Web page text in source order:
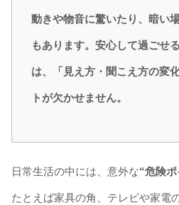
動きや物音に驚いたり、暗い
もあります。安心して過ごせ
は、「見え方・聞こえ方の変
トが欠かせません。
日常生活の中には、意外な“危険
たとえば家具の角、テレビや家電